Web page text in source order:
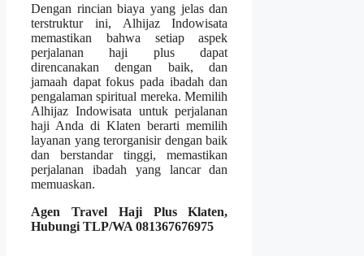
Dengan rincian biaya yang jelas dan
terstruktur ini, Alhijaz Indowisata
memastikan bahwa setiap aspek
perjalanan haji plus dapat
direncanakan dengan baik, dan
jamaah dapat fokus pada ibadah dan
pengalaman spiritual mereka. Memilih
Alhijaz Indowisata untuk perjalanan
haji Anda di Klaten berarti memilih
layanan yang terorganisir dengan baik
dan berstandar tinggi, memastikan
perjalanan ibadah yang lancar dan
memuaskan.
Agen Travel Haji Plus Klaten,
Hubungi TLP/WA 081367676975